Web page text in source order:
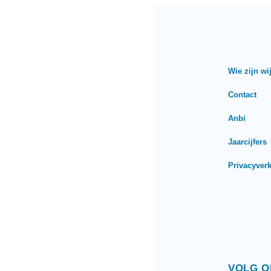
o
Wie zijn
Contact
Anbi
Jaarcijfers
VOLG